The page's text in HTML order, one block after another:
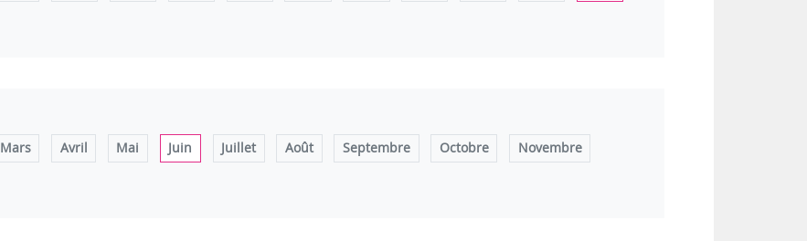
Mars Avril Mai Juin Juillet Août Septembre Octobre Novembre